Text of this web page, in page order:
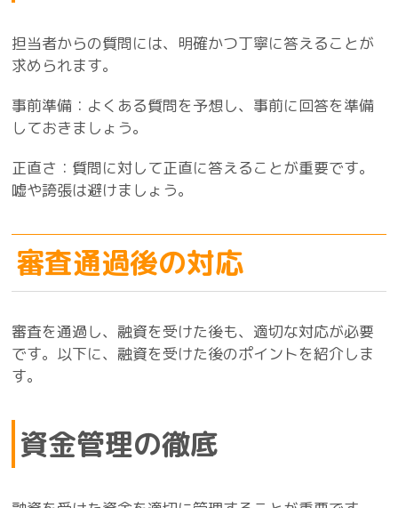
担当者からの質問には、明確かつ丁寧に答えることが
求められます。
事前準備：よくある質問を予想し、事前に回答を準備
しておきましょう。
正直さ：質問に対して正直に答えることが重要です。
嘘や誇張は避けましょう。
審査通過後の対応
審査を通過し、融資を受けた後も、適切な対応が必要
です。以下に、融資を受けた後のポイントを紹介しま
す。
資金管理の徹底